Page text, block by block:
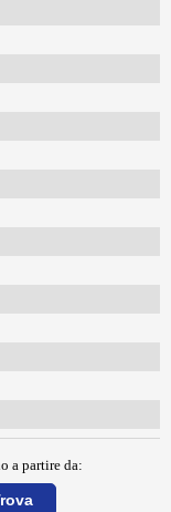
a partire da: